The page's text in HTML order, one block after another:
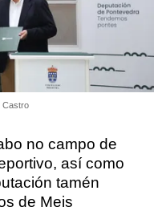
Castro
no campo de
así como
tamén
de Meis